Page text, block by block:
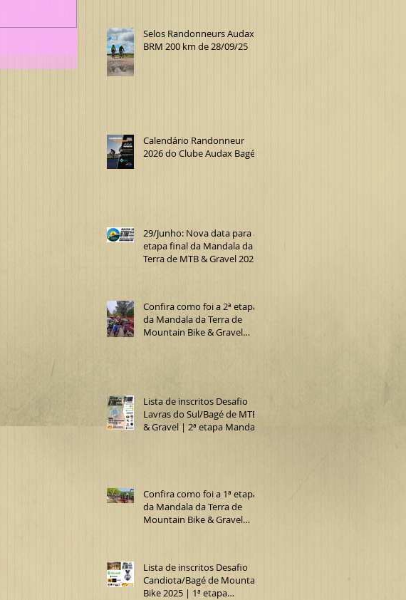
Selos Randonneurs Audax
BRM 200 km de 28/09/25
Calendário Randonneur
2026 do Clube Audax Bagé
29/Junho: Nova data para a
etapa final da Mandala da
Terra de MTB & Gravel 2025
Confira como foi a 2ª etapa
da Mandala da Terra de
Mountain Bike & Gravel
Lista de inscritos Desafio
Lavras do Sul/Bagé de MTB
& Gravel | 2ª etapa Mandala
Confira como foi a 1ª etapa
da Mandala da Terra de
Mountain Bike & Gravel
Lista de inscritos Desafio
Candiota/Bagé de Mountain
Bike 2025 | 1ª etapa